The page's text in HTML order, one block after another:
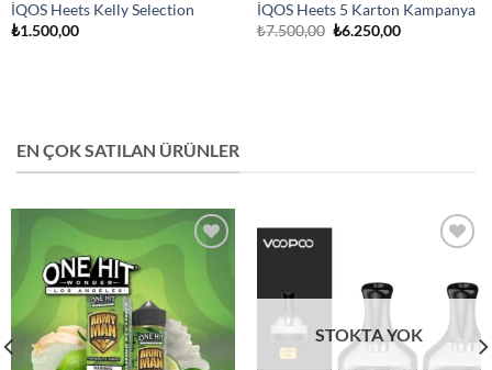
İQOS Heets Kelly Selection
₺1.500,00
İQOS Heets 5 Karton Kampanya
₺7.500,00 Orijinal
₺6.250,00Şu
EN ÇOK SATILAN ÜRÜNLER
wishlist
STOKTA YOK